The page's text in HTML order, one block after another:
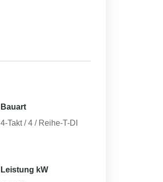
Bauart
4-Takt / 4 / Reihe-T-DI
Leistung kW